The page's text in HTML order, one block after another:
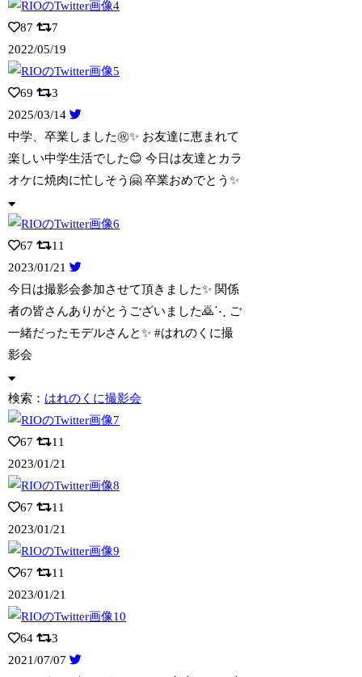
87
7
2022/05/19
69
3
2025/03/14
中学、卒業しました㊗️✨ お友達に恵まれて
楽しい中学生活でした😊 今日は友達とカラ
オケに焼肉に忙しそう🤗 卒業おめでとう✨
67
11
2023/01/21
今日は撮影会参加させて頂きました✨ 関係
者の皆さんありがとうございました🙇⋱ ご
一緒だったモデルさんと✨ #はれのくに撮
影会
検索： はれのくに撮影会
67
11
2023/01/21
67
11
2023/01/21
67
11
2023/01/21
64
3
2021/07/07